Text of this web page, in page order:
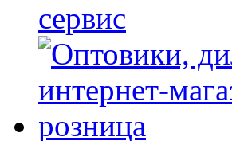
сервис